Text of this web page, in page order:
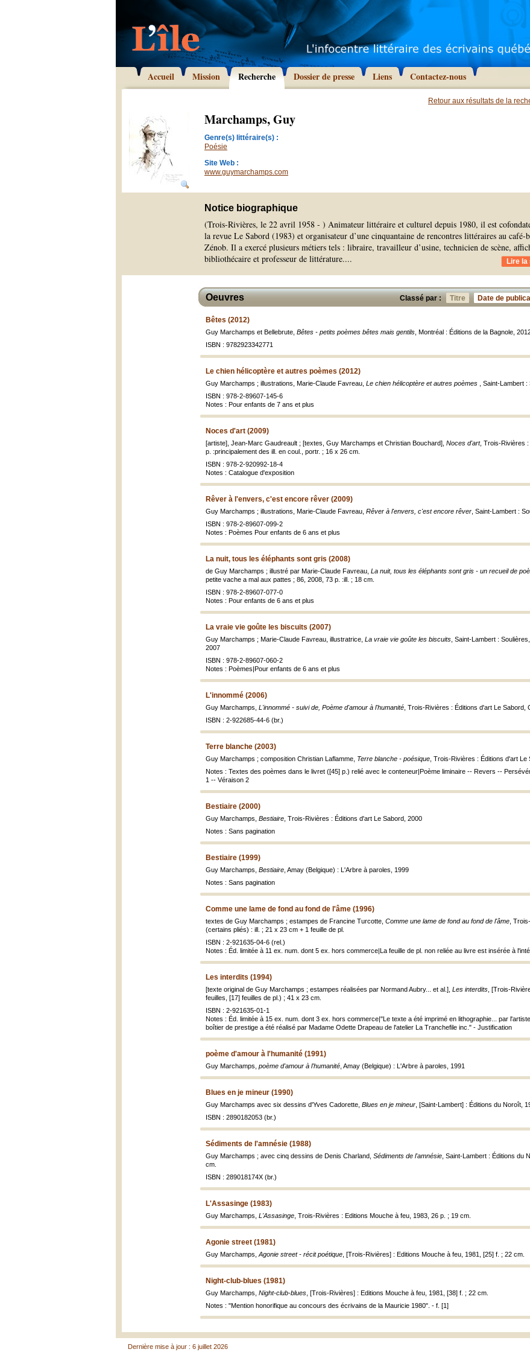
Accueil Mission Recherche Dossier de presse Liens Contactez-nous
Retour aux résultats de la
Marchamps, Guy
Genre(s) littéraire(s) :
Poésie
Site Web :
www.guymarchamps.com
Notice biographique
(Trois-Rivières, le 22 avril 1958 - ) Animateur littéraire et culturel depuis 1980, il est
la revue Le Sabord (1983) et organisateur d’une cinquantaine de rencontres littéraires au café-
Zénob. Il a exercé plusieurs métiers tels : libraire, travailleur d’usine, technicien de scène,
bibliothécaire et professeur de littérature.... Lire la
Classé par : Titre Date de
Oeuvres
Bêtes (2012)
Guy Marchamps et Bellebrute, Bêtes - petits poèmes bêtes mais gentils , Montréal : Éditions de la Bagnole,
ISBN : 9782923342771
Le chien hélicoptère et autres poèmes (2012)
Guy Marchamps ; illustrations, Marie-Claude Favreau, Le chien hélicoptère et autres poèmes
, Saint-Lambert
ISBN : 978-2-89607-145-6
Notes : Pour enfants de 7 ans et plus
Noces d'art (2009)
[artiste], Jean-Marc Gaudreault ; [textes, Guy Marchamps et Christian Bouchard], Noces d'art, Trois-Rivières :
p. :principalement des ill. en coul., portr. ; 16 x 26 cm.
ISBN : 978-2-920992-18-4
Notes : Catalogue d'exposition
Rêver à l'envers, c'est encore rêver (2009)
Guy Marchamps ; illustrations, Marie-Claude Favreau, Rêver à l'envers, c'est encore rêver , Saint-Lambert :
ISBN : 978-2-89607-099-2
Notes : Poèmes Pour enfants de 6 ans et plus
La nuit, tous les éléphants sont gris (2008)
de Guy Marchamps ; illustré par Marie-Claude Favreau, La nuit, tous les éléphants sont gris - un recueil de
petite vache a mal aux pattes ; 86, 2008, 73 p. :ill. ; 18 cm.
ISBN : 978-2-89607-077-0
Notes : Pour enfants de 6 ans et plus
La vraie vie goûte les biscuits (2007)
Guy Marchamps ; Marie-Claude Favreau, illustratrice, La vraie vie goûte les biscuits , Saint-Lambert :
2007
ISBN : 978-2-89607-060-2
Notes : Poèmes|Pour enfants de 6 ans et plus
L'innommé (2006)
Guy Marchamps, L'innommé - suivi de, Poème d'amour à l'humanité , Trois-Rivières : Éditions d'art Le
ISBN : 2-922685-44-6 (br.)
Terre blanche (2003)
Guy Marchamps ; composition Christian Laflamme, Terre blanche - poésique , Trois-Rivières : Éditions d'art
Notes : Textes des poèmes dans le livret ([45] p.) relié avec le conteneur|Poème liminaire -- Revers --
1 -- Véraison 2
Bestiaire (2000)
Guy Marchamps, Bestiaire , Trois-Rivières : Éditions d'art Le Sabord, 2000
Notes : Sans pagination
Bestiaire (1999)
Guy Marchamps, Bestiaire , Amay (Belgique) : L'Arbre à paroles, 1999
Notes : Sans pagination
Comme une lame de fond au fond de l'âme (1996)
textes de Guy Marchamps ; estampes de Francine Turcotte, Comme une lame de fond au fond de l'âme ,
(certains pliés) : ill. ; 21 x 23 cm + 1 feuille de pl.
ISBN : 2-921635-04-6 (rel.)
Notes : Éd. limitée à 11 ex. num. dont 5 ex. hors commerce|La feuille de pl. non reliée au livre est insérée à
Les interdits (1994)
[texte original de Guy Marchamps ; estampes réalisées par Normand Aubry... et al.], Les interdits , [Trois-
feuilles, [17] feuilles de pl.) ; 41 x 23 cm.
ISBN : 2-921635-01-1
Notes : Éd. limitée à 15 ex. num. dont 3 ex. hors commerce|"Le texte a été imprimé en lithographie... par
boîtier de prestige a été réalisé par Madame Odette Drapeau de l'atelier La Tranchefile inc." - Justification
poème d'amour à l'humanité (1991)
Guy Marchamps, poème d'amour à l'humanité , Amay (Belgique) : L'Arbre à paroles, 1991
Blues en je mineur (1990)
Guy Marchamps avec six dessins d'Yves Cadorette, Blues en je mineur , [Saint-Lambert] : Éditions du Noroît,
ISBN : 2890182053 (br.)
Sédiments de l'amnésie (1988)
Guy Marchamps ; avec cinq dessins de Denis Charland, Sédiments de l'amnésie , Saint-Lambert : Éditions du
cm.
ISBN : 289018174X (br.)
L'Assasinge (1983)
Guy Marchamps, L'Assasinge , Trois-Rivières : Editions Mouche à feu, 1983, 26 p. ; 19 cm.
Agonie street (1981)
Guy Marchamps, Agonie street - récit poétique , [Trois-Rivières] : Editions Mouche à feu, 1981, [25] f. ; 22 cm.
Night-club-blues (1981)
Guy Marchamps, Night-club-blues , [Trois-Rivières] : Editions Mouche à feu, 1981, [38] f. ; 22 cm.
Notes : "Mention honorifique au concours des écrivains de la Mauricie 1980". - f. [1]
Dernière mise à jour : 6 juillet 2026